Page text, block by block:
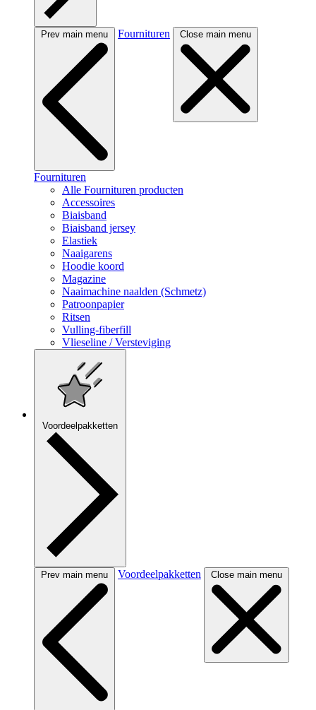
Prev main menu Fournituren Close main menu
Fournituren
Alle Fournituren producten
Accessoires
Biaisband
Biaisband jersey
Elastiek
Naaigarens
Hoodie koord
Magazine
Naaimachine naalden (Schmetz)
Patroonpapier
Ritsen
Vulling-fiberfill
Vlieseline / Versteviging
Voordeelpakketten
Prev main menu Voordeelpakketten Close main menu